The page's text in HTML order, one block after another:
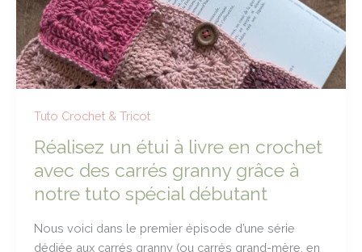
Tuto Crochet & Tricot
Réalisez un étui à livre en crochet
avec des carrés granny grâce à
notre tuto spécial débutant
Nous voici dans le premier épisode d’une série
dédiée aux carrés granny (ou carrés grand-mère, en